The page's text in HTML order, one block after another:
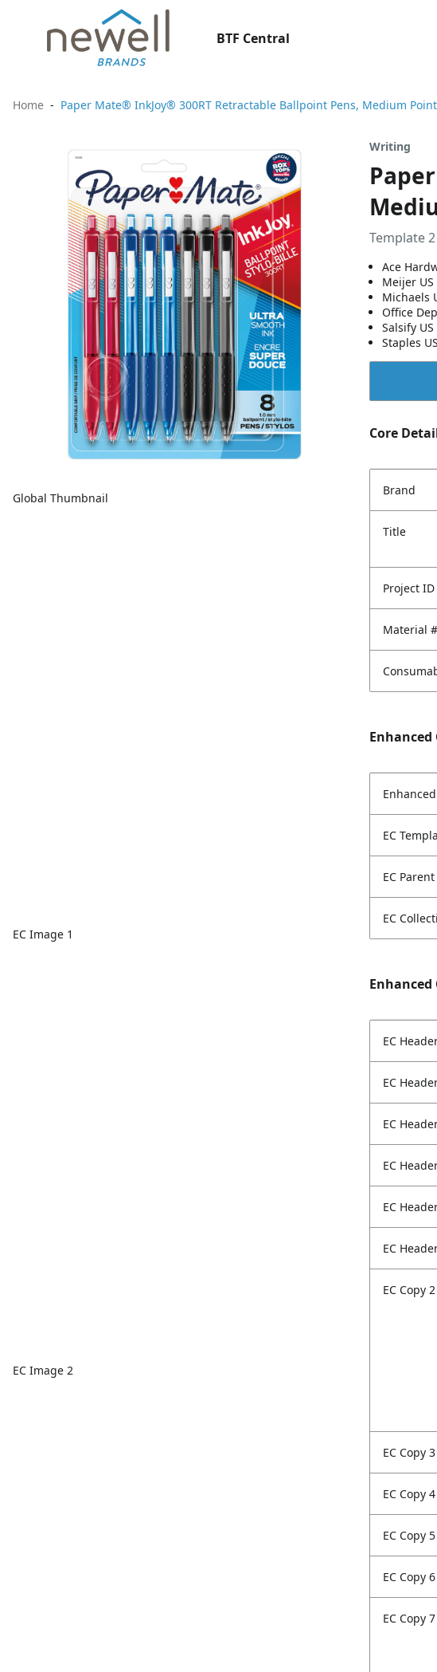
BTF Central
Home Paper Mate® InkJoy® 300RT Retractable Ballpoint Pens, Medium
Global Thumbnail
EC Image 1
EC Image 2
Writing
Template 2
Ace
Meijer US
Michaels
Office
Salsify
Staples US
Core
Brand
Title
Project ID
Material #
EC
EC Parent
EC
EC
EC
EC
EC
EC
EC
EC Copy 2
EC Copy 3
EC Copy 4
EC Copy 5
EC Copy 6
EC Copy 7